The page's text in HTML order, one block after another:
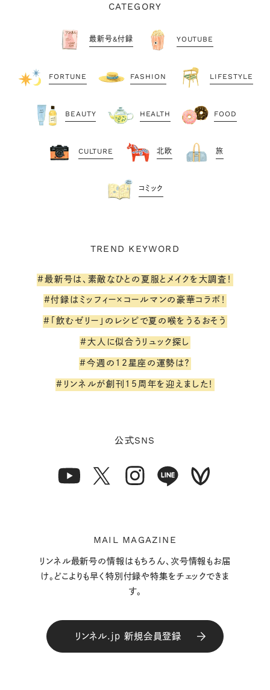
CATEGORY
最新号&付録 YOUTUBE
FORTUNE FASHION LIFESTYLE
BEAUTY HEALTH FOOD
CULTURE 北欧 旅
コミック
TREND KEYWORD
#最新号は、素敵なひとの夏服とメイクを大調査！
#付録はミッフィー×コールマンの豪華コラボ！
#「飲むゼリー」のレシピで夏の喉をうるおそう
#大人に似合うリュック探し
#今週の12星座の運勢は？
#リンネルが創刊15周年を迎えました！
公式SNS
MAIL MAGAZINE
リンネル最新号の情報はもちろん、次号情報もお届
け。どこよりも早く特別付録や特集をチェックできま
す。
リンネル.jp 新規会員登録